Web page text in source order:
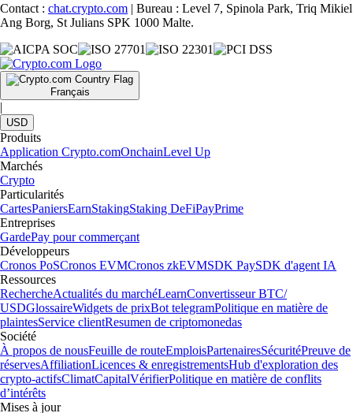
Contact : chat.crypto.com | Bureau : Level 7, Spinola Park, Triq Mikiel
Ang Borg, St Julians SPK 1000 Malte.
Français
|
USD
Produits
Application Crypto.comOnchainLevel Up
Marchés
Crypto
Particularités
CartesPaniersEarnStakingStaking DeFiPayPrime
Entreprises
GardePay pour commerçant
Développeurs
Cronos PoSCronos EVMCronos zkEVMSDK PaySDK d'agent IA
Ressources
RechercheActualités du marchéLearnConvertisseur BTC/
USDGlossaireWidgets de prixBot telegramPolitique en matière de
plaintesService clientResumen de criptomonedas
Société
À propos de nousFeuille de routeEmploisPartenairesSécuritéPreuve de
réservesAffiliationLicences & enregistrementsHub d'exploration des
crypto-actifsClimatCapitalVérifierPolitique en matière de conflits
d’intérêts
Mises à jour